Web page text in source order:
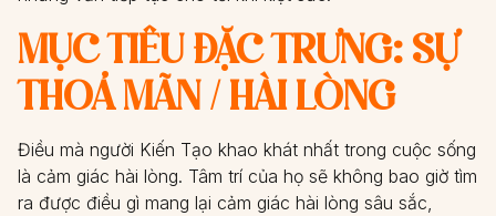
MỤC TIÊU ĐẶC TRƯNG: SỰ
THOẢ MÃN / HÀI LÒNG
Điều mà người Kiến Tạo khao khát nhất trong cuộc sống
là cảm giác hài lòng. Tâm trí của họ sẽ không bao giờ tìm
ra được điều gì mang lại cảm giác hài lòng sâu sắc,